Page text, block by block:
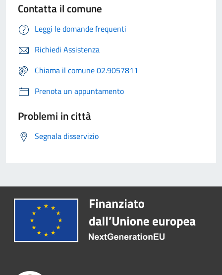
Contatta il comune
Leggi le domande frequenti
Richiedi Assistenza
Chiama il comune 02.9057811
Prenota un appuntamento
Problemi in città
Segnala disservizio